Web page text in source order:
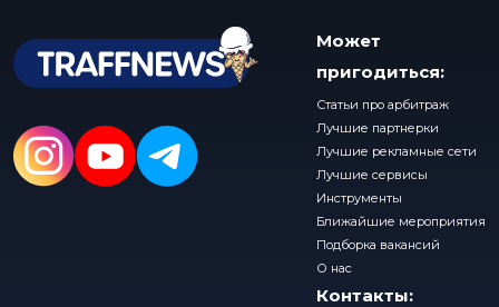
Может
пригодиться:
Статьи про арбитраж
Лучшие партнерки
Лучшие рекламные сети
Лучшие сервисы
Инструменты
Ближайшие мероприятия
Подборка вакансий
О нас
Контакты: